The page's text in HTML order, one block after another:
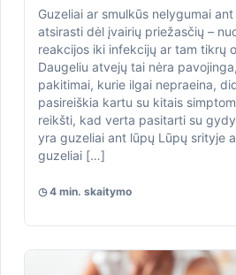
Guzeliai ar smulkūs nelygumai
atsirasti dėl įvairių priežasčių –
reakcijos iki infekcijų ar tam tikrų
Daugeliu atvejų tai nėra
pakitimai, kurie ilgai nepraeina,
pasireiškia kartu su kitais
reikšti, kad verta pasitarti su
yra guzeliai ant lūpų Lūpų srityje
guzeliai […]
◷ 4 min. skaitymo